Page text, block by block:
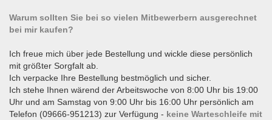
Warum sollten Sie bei so vielen Mitbewerbern ausgerechnet
bei mir kaufen?
Ich freue mich über jede Bestellung und wickle diese persönlich
mit größter Sorgfalt ab.
Ich verpacke Ihre Bestellung bestmöglich und sicher.
Ich stehe Ihnen wärend der Arbeitswoche von 8:00 Uhr bis 19:00
Uhr und am Samstag von 9:00 Uhr bis 16:00 Uhr persönlich am
Telefon (09666-951213) zur Verfügung - keine Warteschleife mit